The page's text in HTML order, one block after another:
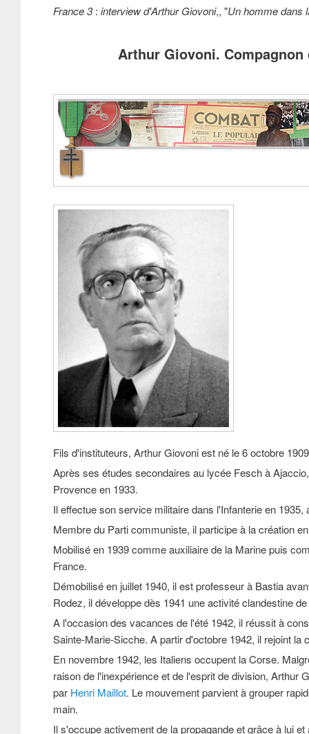
France 3: interview d'Arthur Giovoni,, "Un homme dans
Arthur Giovoni.
Fils d'instituteurs, Arthur Giovoni est né le 6 octobre
Après ses études secondaires au lycée Fesch à
Provence en 1933.
Il effectue son service militaire dans l'Infanterie en
Membre du Parti communiste, il participe à la création
Mobilisé en 1939 comme auxiliaire de la Marine puis
France.
Démobilisé en juillet 1940, il est professeur à Bastia
Rodez, il développe dès 1941 une activité clandestine
A l'occasion des vacances de l'été 1942, il réussit à
Sainte-Marie-Sicche. A partir d'octobre 1942, il rejoint
En novembre 1942, les Italiens occupent la Corse.
raison de l'inexpérience et de l'esprit de division, Arthur
par Henri Maillot. Le mouvement parvient à grouper
main.
Il s'occupe activement de la propagande et grâce à lui